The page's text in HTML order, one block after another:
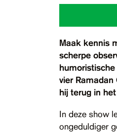
Maak kennis
scherpe
vier
hij terug in
In deze show
ongeduldiger